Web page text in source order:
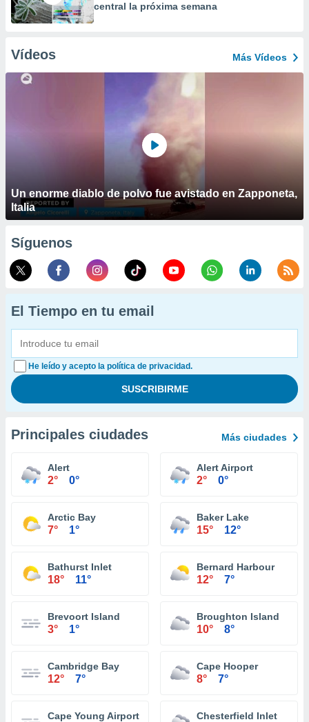
central la próxima semana
Vídeos Más Vídeos
Un enorme diablo de polvo fue avistado en Zapponeta,
Italia
Síguenos
El Tiempo en tu email
He leído y acepto la política de privacidad.
Principales ciudades Más ciudades
Alert
2° 0°
Alert Airport
2° 0°
Arctic Bay
7° 1°
Baker Lake
15° 12°
Bathurst Inlet
18° 11°
Bernard Harbour
12° 7°
Brevoort Island
3° 1°
Broughton Island
10° 8°
Cambridge Bay
12° 7°
Cape Hooper
8° 7°
Cape Young Airport Chesterfield Inlet